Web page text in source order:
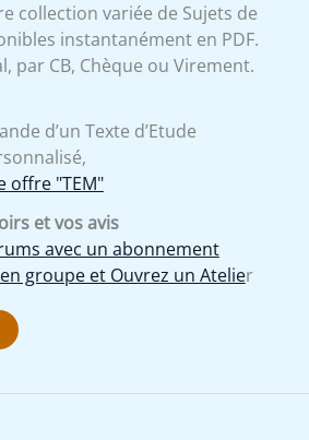
collection variée de Sujets de
instantanément en PDF.
par CB, Chèque ou Virement.
d’un Texte d’Etude
offre "TEM"
et vos avis
avec un abonnement
groupe et Ouvrez un Atelier